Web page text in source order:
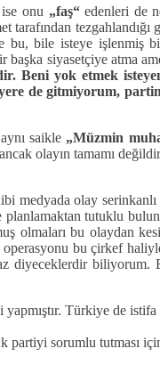
onu „faş“edenleri de
tezgahlandığı
bile isteye işlenmiş
başka siyasetçiye atma
yok etmek
de gitmiyorum,
saikle „Müzmin
olayın tamamı
medyada olay
tutuklu
olmaları bu olaydan
bu çirkef
diyeceklerdir
Türkiye de
sorumlu tutması